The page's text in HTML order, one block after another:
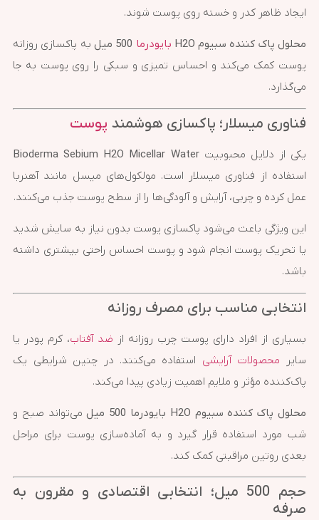
ایجاد ظاهر کدر و خسته روی پوست شوند.
محلول پاک کننده سبیوم H2O بایودرما
به پاکسازی روزانه
پوست کمک می‌کند و احساس تمیزی و سبکی را روی پوست به جا
می‌گذارد.
فناوری میسلار؛ پاکسازی هوشمند پوست
یکی از دلایل محبوبیتBioderma Sebium H2O Micellar Water
استفاده از فناوری میسلار است. مولکول‌های میسل مانند آهنربا
عمل کرده و چربی، آرایش و آلودگی‌ها را از سطح پوست جذب می‌کنند.
این ویژگی باعث می‌شود پاکسازی پوست بدون نیاز به سایش شدید
یا تحریک پوست انجام شود و پوست احساس راحتی بیشتری داشته
باشد.
انتخابی مناسب برای مصرف روزانه
بسیاری از افراد دارای پوست چرب روزانه از ضد آفتاب، کرم پودر یا
سایر محصولات آرایشی استفاده می‌کنند. در چنین شرایطی یک
پاک‌کننده مؤثر و ملایم اهمیت زیادی پیدا می‌کند.
محلول پاک کننده سبیوم H2O بایودرما 500 میل
می‌تواند صبح و
شب مورد استفاده قرار گیرد و به آماده‌سازی پوست برای مراحل
بعدی روتین مراقبتی کمک کند.
حجم 500 میل؛ انتخابی اقتصادی و مقرون به
صرفه